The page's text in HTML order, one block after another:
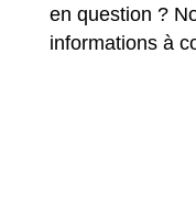
en question ?
informations à